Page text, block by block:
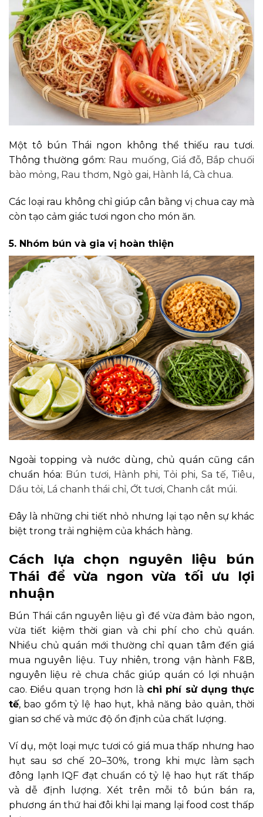
Một tô bún Thái ngon không thể thiếu rau tươi.
Thông thường gồm: Rau muống, Giá đỗ, Bắp chuối
bào mỏng, Rau thơm, Ngò gai, Hành lá, Cà chua.
Các loại rau không chỉ giúp cân bằng vị chua cay mà
còn tạo cảm giác tươi ngon cho món ăn.
5. Nhóm bún và gia vị hoàn thiện
Ngoài topping và nước dùng, chủ quán cũng cần
chuẩn hóa: Bún tươi, Hành phi, Tỏi phi, Sa tế, Tiêu,
Dầu tỏi, Lá chanh thái chỉ, Ớt tươi, Chanh cắt múi.
Đây là những chi tiết nhỏ nhưng lại tạo nên sự khác
biệt trong trải nghiệm của khách hàng.
Cách lựa chọn nguyên liệu bún
Thái để vừa ngon vừa tối ưu lợi
nhuận
Bún Thái cần nguyên liệu gì để vừa đảm bảo ngon,
vừa tiết kiệm thời gian và chi phí cho chủ quán.
Nhiều chủ quán mới thường chỉ quan tâm đến giá
mua nguyên liệu. Tuy nhiên, trong vận hành F&B,
nguyên liệu rẻ chưa chắc giúp quán có lợi nhuận
cao. Điều quan trọng hơn là chi phí sử dụng thực
tế, bao gồm tỷ lệ hao hụt, khả năng bảo quản, thời
gian sơ chế và mức độ ổn định của chất lượng.
Ví dụ, một loại mực tươi có giá mua thấp nhưng hao
hụt sau sơ chế 20–30%, trong khi mực làm sạch
đông lạnh IQF đạt chuẩn có tỷ lệ hao hụt rất thấp
và dễ định lượng. Xét trên mỗi tô bún bán ra,
phương án thứ hai đôi khi lại mang lại food cost thấp